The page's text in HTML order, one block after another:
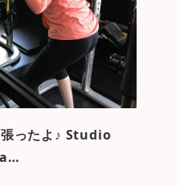
ったよ♪ Studio